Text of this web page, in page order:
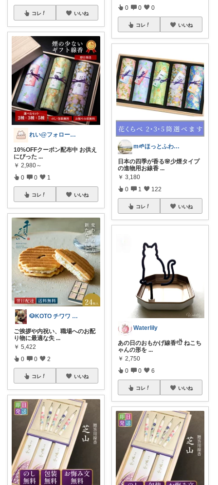
コレ いいね
れい@フォロー＆経由購入感謝です♪
10%OFFクーポン配布中 お供え
にぴった ...
￥ 2,980～
0 0 1
コレ いいね
🐶KOTO チワワ スムース
ご挨拶や内祝い、職場へのお配
り物に最適な失 ...
￥ 5,422
0 0 2
コレ いいね
0 0 0
コレ いいね
m🌱ほっとふわり心地よい暮らし
日本の四季が香る🌸少煙タイプ
の進物用お線香 ...
￥ 3,180
0 1 122
コレ いいね
Waterlily
あの日のおもかげ線香𓏲𓎨 ねこち
ゃんの形を ...
￥ 2,750
0 0 6
コレ いいね